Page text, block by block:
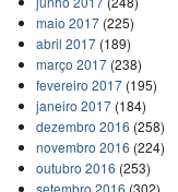
maio 2017(225)
abril 2017(189)
março 2017(238)
fevereiro 2017(195)
janeiro 2017(184)
dezembro 2016 (258)
novembro 2016 (224)
outubro 2016 (253)